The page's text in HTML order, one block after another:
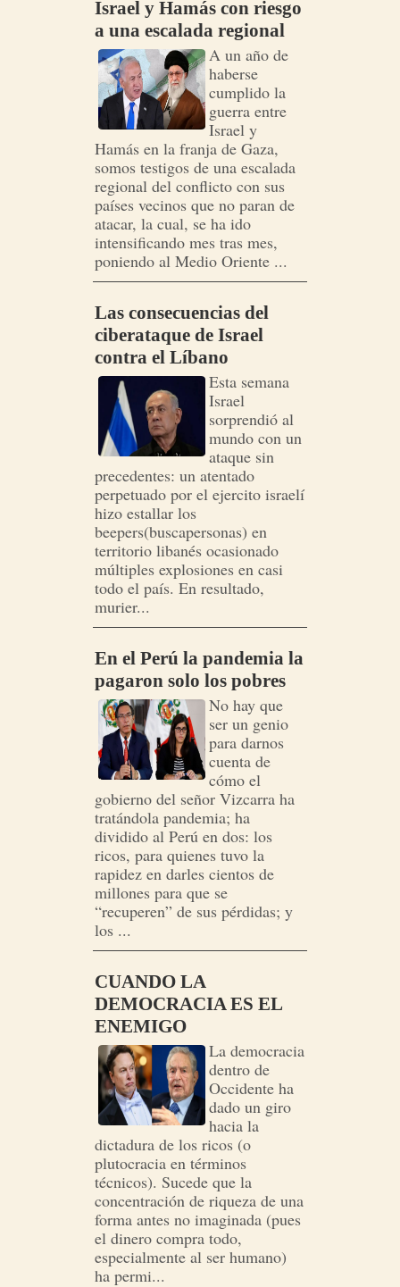
Israel y Hamás con riesgo
a una escalada regional
A un año de
haberse
cumplido la
guerra entre
Israel y
Hamás en la franja de Gaza,
somos testigos de una escalada
regional del conflicto con sus
países vecinos que no paran de
atacar, la cual, se ha ido
intensificando mes tras mes,
poniendo al Medio Oriente ...
Las consecuencias del
ciberataque de Israel
contra el Líbano
Esta semana
Israel
sorprendió al
mundo con un
ataque sin
precedentes: un atentado
perpetuado por el ejercito israelí
hizo estallar los
beepers(buscapersonas) en
territorio libanés ocasionado
múltiples explosiones en casi
todo el país. En resultado,
murier...
En el Perú la pandemia la
pagaron solo los pobres
No hay que
ser un genio
para darnos
cuenta de
cómo el
gobierno del señor Vizcarra ha
tratándola pandemia; ha
dividido al Perú en dos: los
ricos, para quienes tuvo la
rapidez en darles cientos de
millones para que se
“recuperen” de sus pérdidas; y
los ...
CUANDO LA
DEMOCRACIA ES EL
ENEMIGO
La democracia
dentro de
Occidente ha
dado un giro
hacia la
dictadura de los ricos (o
plutocracia en términos
técnicos). Sucede que la
concentración de riqueza de una
forma antes no imaginada (pues
el dinero compra todo,
especialmente al ser humano)
ha permi...